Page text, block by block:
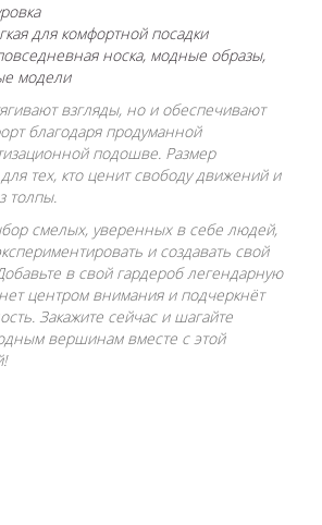
для комфортной посадки
носка, модные образы,
модели
взгляды, но и обеспечивают
благодаря продуманной
подошве. Размер
тех, кто ценит свободу движений и
толпы.
смелых, уверенных в себе людей,
и создавать свой
в свой гардероб легендарную
центром внимания и подчеркнёт
Закажите сейчас и шагайте
вершинам вместе с этой